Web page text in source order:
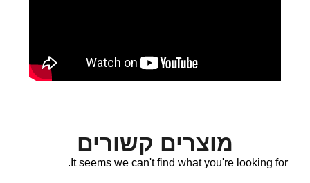
מוצרים קשורים
It seems we can't find what you're looking for.